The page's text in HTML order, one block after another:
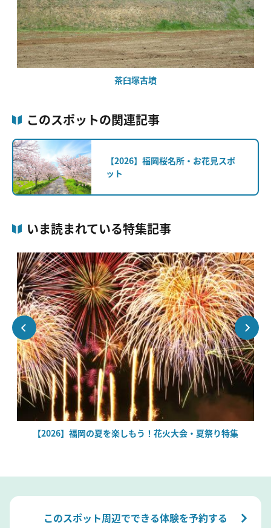
茶臼塚古墳
このスポットの関連記事
【2026】福岡桜名所・お花見スポ
ット
いま読まれている特集記事
【2026】福岡の夏を楽しもう！花火大会・夏祭り特集
このスポット周辺でできる体験を予約する